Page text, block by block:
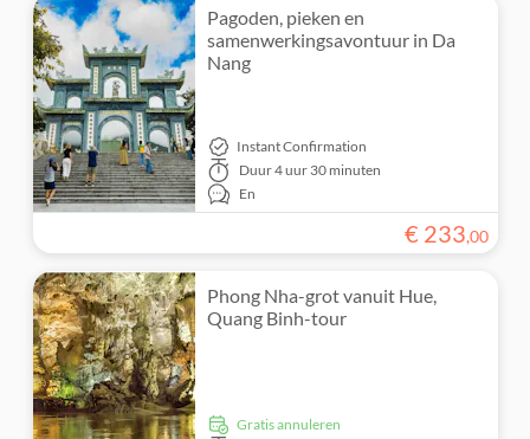
Pagoden, pieken en
samenwerkingsavontuur in Da
Nang
Instant Confirmation
Duur4 uur 30 minuten
En
€ 233,00
Phong Nha-grot vanuit Hue,
Quang Binh-tour
Gratis annuleren